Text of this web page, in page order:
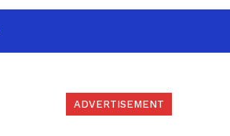
ADVERTISEMENT